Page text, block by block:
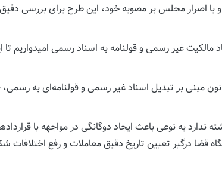
و با اصرار مجلس بر مصوبه خود، این طرح برای بررسی
غیر رسمی و قولنامه به اسناد رسمی امیدواریم تا
بر تبدیل اسناد غیر رسمی و قولنامه‌ای به رسمی،
ندارد به نوعی باعث ایجاد دوگانگی در مواجهه با
قضا درگیر تعیین تاریخ دقیق معاملات و رفع اختلافات